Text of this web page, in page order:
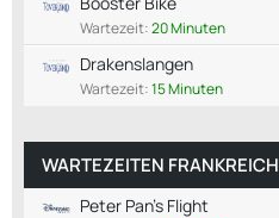
Wartezeit:20 Minuten
Drakenslangen
Wartezeit:15 Minuten
WARTEZEITEN FRANKREICH
Peter Pan's Flight